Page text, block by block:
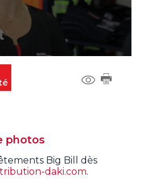
photos
Big Bill dès
daki.com.